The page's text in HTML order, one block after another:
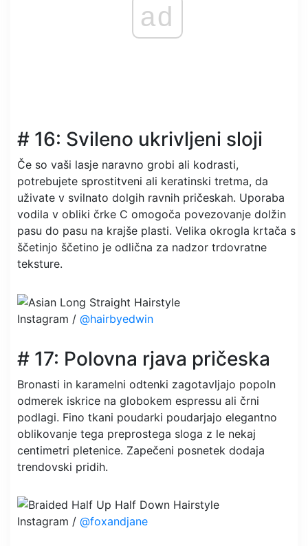
ad
# 16: Svileno ukrivljeni sloji
Če so vaši lasje naravno grobi ali kodrasti,
potrebujete sprostitveni ali keratinski tretma, da
uživate v svilnato dolgih ravnih pričeskah. Uporaba
vodila v obliki črke C omogoča povezovanje dolžin
pasu do pasu na krajše plasti. Velika okrogla krtača s
ščetinjo ščetino je odlična za nadzor trdovratne
teksture.
Instagram / @hairbyedwin
# 17: Polovna rjava pričeska
Bronasti in karamelni odtenki zagotavljajo popoln
odmerek iskrice na globokem espressu ali črni
podlagi. Fino tkani poudarki poudarjajo elegantno
oblikovanje tega preprostega sloga z le nekaj
centimetri pletenice. Zapečeni posnetek dodaja
trendovski pridih.
Instagram / @foxandjane